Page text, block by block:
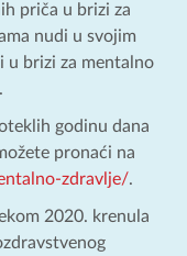
priča u brizi za
nudi u svojim
u brizi za mentalno
godinu dana
pronaći na
zdravlje/.
2020. krenula